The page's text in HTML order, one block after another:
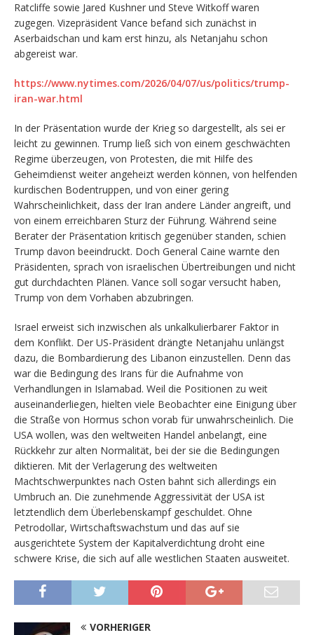
Ratcliffe sowie Jared Kushner und Steve Witkoff waren
zugegen. Vizepräsident Vance befand sich zunächst in
Aserbaidschan und kam erst hinzu, als Netanjahu schon
abgereist war.
https://www.nytimes.com/2026/04/07/us/politics/trump-
iran-war.html
In der Präsentation wurde der Krieg so dargestellt, als sei er
leicht zu gewinnen. Trump ließ sich von einem geschwächten
Regime überzeugen, von Protesten, die mit Hilfe des
Geheimdienst weiter angeheizt werden können, von helfenden
kurdischen Bodentruppen, und von einer gering
Wahrscheinlichkeit, dass der Iran andere Länder angreift, und
von einem erreichbaren Sturz der Führung. Während seine
Berater der Präsentation kritisch gegenüber standen, schien
Trump davon beeindruckt. Doch General Caine warnte den
Präsidenten, sprach von israelischen Übertreibungen und nicht
gut durchdachten Plänen. Vance soll sogar versucht haben,
Trump von dem Vorhaben abzubringen.
Israel erweist sich inzwischen als unkalkulierbarer Faktor in
dem Konflikt. Der US-Präsident drängte Netanjahu unlängst
dazu, die Bombardierung des Libanon einzustellen. Denn das
war die Bedingung des Irans für die Aufnahme von
Verhandlungen in Islamabad. Weil die Positionen zu weit
auseinanderliegen, hielten viele Beobachter eine Einigung über
die Straße von Hormus schon vorab für unwahrscheinlich. Die
USA wollen, was den weltweiten Handel anbelangt, eine
Rückkehr zur alten Normalität, bei der sie die Bedingungen
diktieren. Mit der Verlagerung des weltweiten
Machtschwerpunktes nach Osten bahnt sich allerdings ein
Umbruch an. Die zunehmende Aggressivität der USA ist
letztendlich dem Überlebenskampf geschuldet. Ohne
Petrodollar, Wirtschaftswachstum und das auf sie
ausgerichtete System der Kapitalverdichtung droht eine
schwere Krise, die sich auf alle westlichen Staaten ausweitet.
VORHERIGER